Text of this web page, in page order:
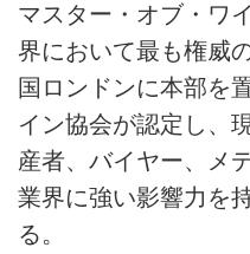
マスター・オブ・ワ
界において最も権威
国ロンドンに本部を
イン協会が認定し、
産者、バイヤー、メ
業界に強い影響力を
る。